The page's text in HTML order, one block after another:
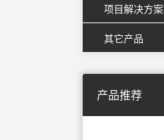
项目解决方案
其它产品
产品推荐